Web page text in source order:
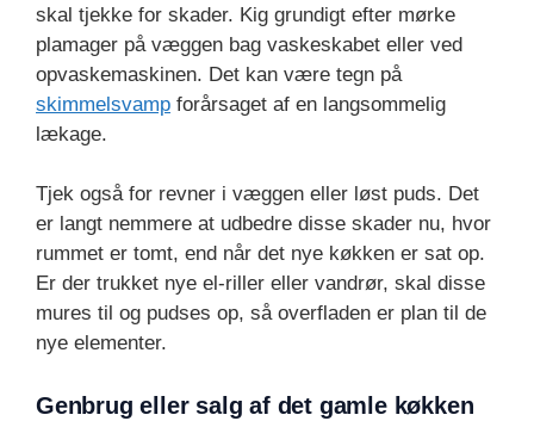
skal tjekke for skader. Kig grundigt efter mørke
plamager på væggen bag vaskeskabet eller ved
opvaskemaskinen. Det kan være tegn på
skimmelsvamp forårsaget af en langsommelig
lækage.
Tjek også for revner i væggen eller løst puds. Det
er langt nemmere at udbedre disse skader nu, hvor
rummet er tomt, end når det nye køkken er sat op.
Er der trukket nye el-riller eller vandrør, skal disse
mures til og pudses op, så overfladen er plan til de
nye elementer.
Genbrug eller salg af det gamle køkken